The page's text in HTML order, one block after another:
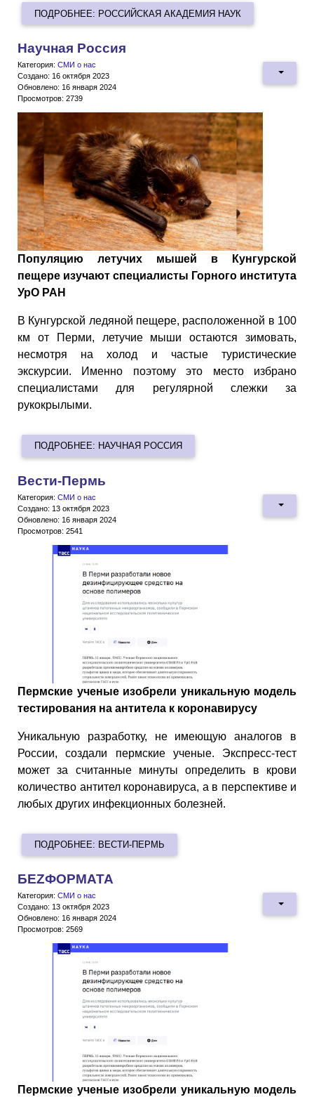
ПОДРОБНЕЕ: РОССИЙСКАЯ АКАДЕМИЯ НАУК
Научная Россия
Категория: СМИ о нас
Создано: 16 октября 2023
Обновлено: 16 января 2024
Просмотров: 2739
Популяцию летучих мышей в Кунгурской
пещере изучают специалисты Горного института
УрО РАН
В Кунгурской ледяной пещере, расположенной в 100
км от Перми, летучие мыши остаются зимовать,
несмотря на холод и частые туристические
экскурсии. Именно поэтому это место избрано
специалистами для регулярной слежки за
рукокрылыми.
ПОДРОБНЕЕ: НАУЧНАЯ РОССИЯ
Вести-Пермь
Категория: СМИ о нас
Создано: 13 октября 2023
Обновлено: 16 января 2024
Просмотров: 2541
Пермские ученые изобрели уникальную модель
тестирования на антитела к коронавирусу
Уникальную разработку, не имеющую аналогов в
России, создали пермские ученые. Экспресс-тест
может за считанные минуты определить в крови
количество антител коронавируса, а в перспективе и
любых других инфекционных болезней.
ПОДРОБНЕЕ: ВЕСТИ-ПЕРМЬ
БЕZФОРМАТА
Категория: СМИ о нас
Создано: 13 октября 2023
Обновлено: 16 января 2024
Просмотров: 2569
Пермские ученые изобрели уникальную модель